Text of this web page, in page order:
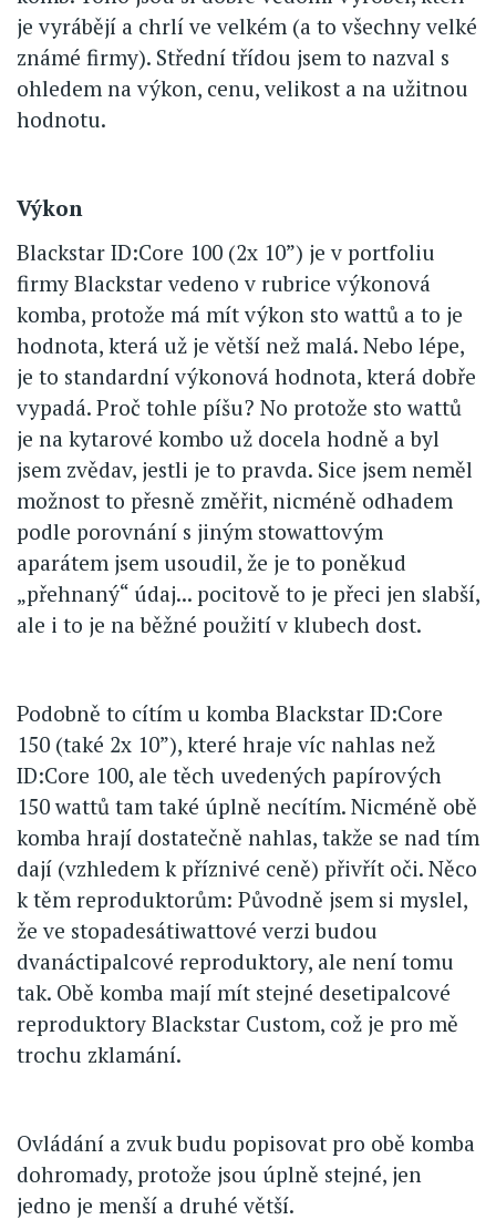
je vyrábějí a chrlí ve velkém (a to všechny velké
známé firmy). Střední třídou jsem to nazval s
ohledem na výkon, cenu, velikost a na užitnou
hodnotu.
Výkon
Blackstar ID:Core 100 (2x 10”) je v portfoliu
firmy Blackstar vedeno v rubrice výkonová
komba, protože má mít výkon sto wattů a to je
hodnota, která už je větší než malá. Nebo lépe,
je to standardní výkonová hodnota, která dobře
vypadá. Proč tohle píšu? No protože sto wattů
je na kytarové kombo už docela hodně a byl
jsem zvědav, jestli je to pravda. Sice jsem neměl
možnost to přesně změřit, nicméně odhadem
podle porovnání s jiným stowattovým
aparátem jsem usoudil, že je to poněkud
„přehnaný“ údaj... pocitově to je přeci jen slabší,
ale i to je na běžné použití v klubech dost.
Podobně to cítím u komba Blackstar ID:Core
150 (také 2x 10”), které hraje víc nahlas než
ID:Core 100, ale těch uvedených papírových
150 wattů tam také úplně necítím. Nicméně obě
komba hrají dostatečně nahlas, takže se nad tím
dají (vzhledem k příznivé ceně) přivřít oči. Něco
k těm reproduktorům: Původně jsem si myslel,
že ve stopadesátiwattové verzi budou
dvanáctipalcové reproduktory, ale není tomu
tak. Obě komba mají mít stejné desetipalcové
reproduktory Blackstar Custom, což je pro mě
trochu zklamání.
Ovládání a zvuk budu popisovat pro obě komba
dohromady, protože jsou úplně stejné, jen
jedno je menší a druhé větší.